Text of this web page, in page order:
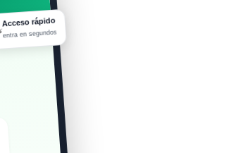
⚡
Acceso rápido
entra en segundos